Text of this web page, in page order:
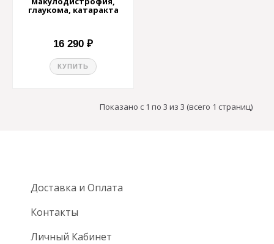
глаукома, катаракта
16 290 ₽
КУПИТЬ
Показано с 1 по 3 из 3 (всего 1 страниц)
Доставка и Оплата
Контакты
Личный Кабинет